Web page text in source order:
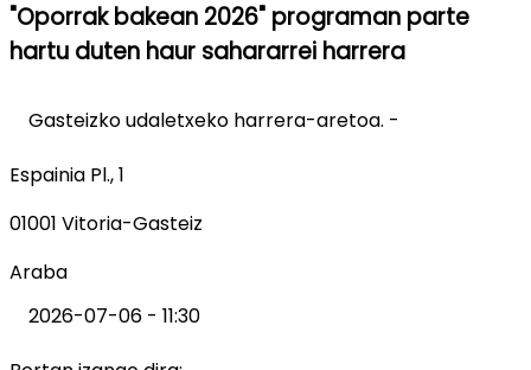
"Oporrak bakean 2026" programan parte
hartu duten haur sahararrei harrera
Gasteizko udaletxeko harrera-aretoa. -
Espainia Pl., 1
01001 Vitoria-Gasteiz
Araba
2026-07-06 - 11:30